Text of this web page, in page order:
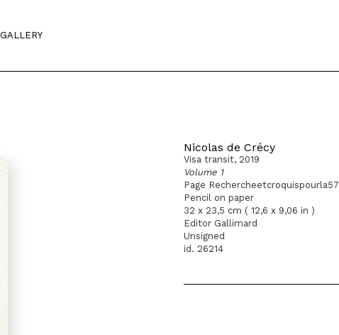
GALLERY
Nicolas de Crécy
Visa transit, 2019
Volume 1
Page Rechercheetcroquispourla57
Pencil on paper
32 x 23,5 cm ( 12,6 x 9,06 in )
Editor Gallimard
Unsigned
id. 26214